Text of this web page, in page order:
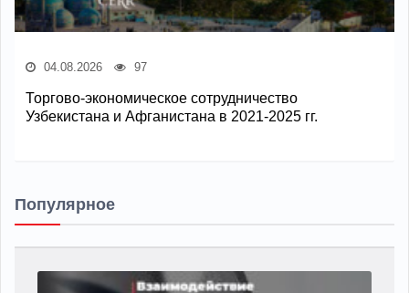
04.08.2026 97
Торгово-экономическое сотрудничество
Узбекистана и Афганистана в 2021-2025 гг.
Популярное